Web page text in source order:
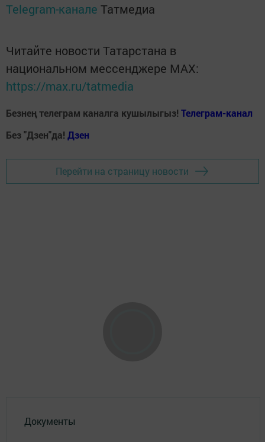
Telegram-канале Татмедиа
Читайте новости Татарстана в
национальном мессенджере MАХ:
https://max.ru/tatmedia
Безнең телеграм каналга кушылыгыз! Телеграм-канал
Без "Дзен"да! Дзен
Перейти на страницу новости
Документы